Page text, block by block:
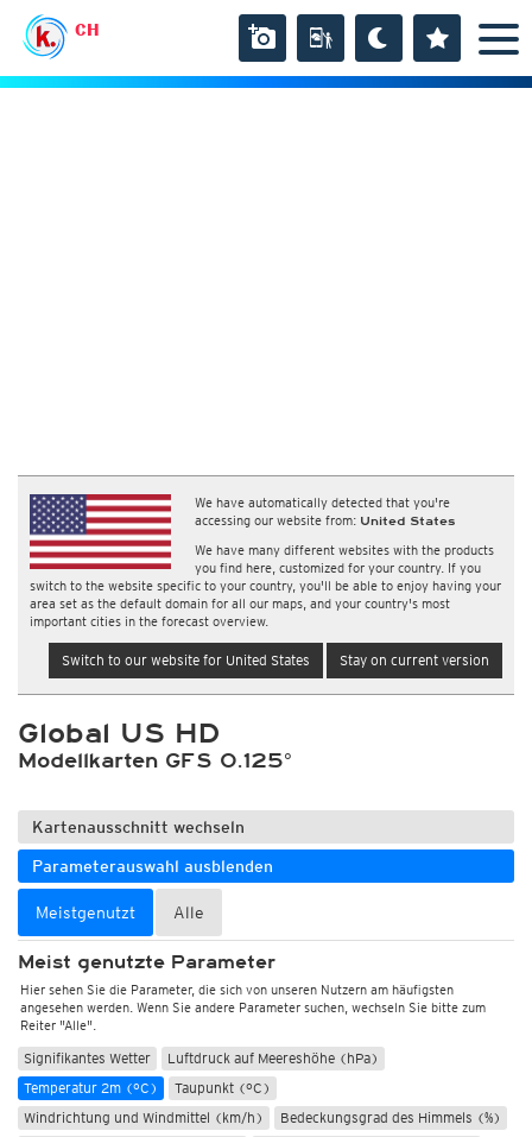
CH
We have automatically detected that you're
accessing our website from: United States
We have many different websites with the products
you find here, customized for your country. If you
switch to the website specific to your country, you'll be able to enjoy having your
area set as the default domain for all our maps, and your country's most
important cities in the forecast overview.
Switch to our website for United States Stay on current version
Global US HD
Modellkarten GFS 0.125°
Kartenausschnitt wechseln
Parameterauswahl ausblenden
Meistgenutzt Alle
Meist genutzte Parameter
Hier sehen Sie die Parameter, die sich von unseren Nutzern am häufigsten
angesehen werden. Wenn Sie andere Parameter suchen, wechseln Sie bitte zum
Reiter "Alle".
Signifikantes Wetter
Luftdruck auf Meereshöhe (hPa)
Temperatur 2m (°C)
Taupunkt (°C)
Windrichtung und Windmittel (km/h)
Bedeckungsgrad des Himmels (%)